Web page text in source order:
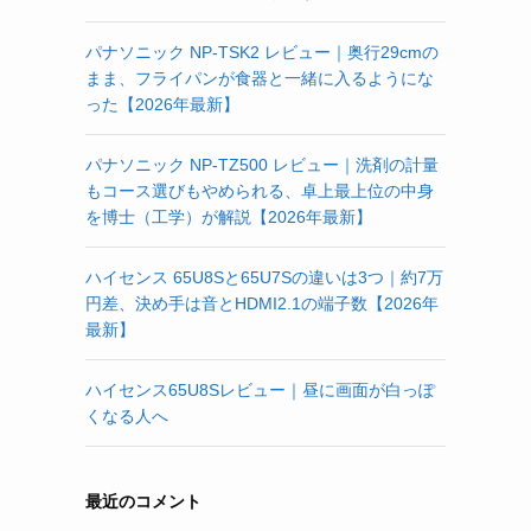
パナソニック NP-TSK2 レビュー｜奥行29cmの
まま、フライパンが食器と一緒に入るようにな
った【2026年最新】
パナソニック NP-TZ500 レビュー｜洗剤の計量
もコース選びもやめられる、卓上最上位の中身
を博士（工学）が解説【2026年最新】
ハイセンス 65U8Sと65U7Sの違いは3つ｜約7万
円差、決め手は音とHDMI2.1の端子数【2026年
最新】
ハイセンス65U8Sレビュー｜昼に画面が白っぽ
くなる人へ
最近のコメント